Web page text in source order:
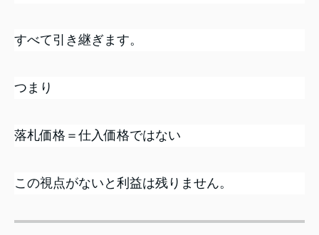
すべて引き継ぎます。
つまり
落札価格＝仕入価格ではない
この視点がないと利益は残りません。